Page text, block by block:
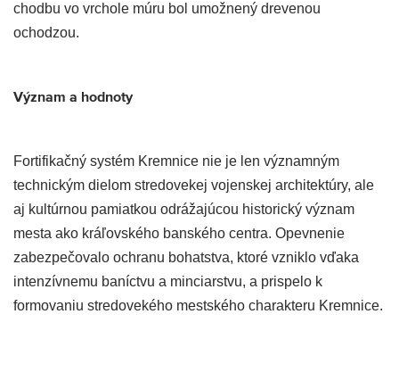
chodbu vo vrchole múru bol umožnený drevenou
ochodzou.
Význam a hodnoty
Fortifikačný systém Kremnice nie je len významným
technickým dielom stredovekej vojenskej architektúry, ale
aj kultúrnou pamiatkou odrážajúcou historický význam
mesta ako kráľovského banského centra. Opevnenie
zabezpečovalo ochranu bohatstva, ktoré vzniklo vďaka
intenzívnemu baníctvu a minciarstvu, a prispelo k
formovaniu stredovekého mestského charakteru Kremnice.